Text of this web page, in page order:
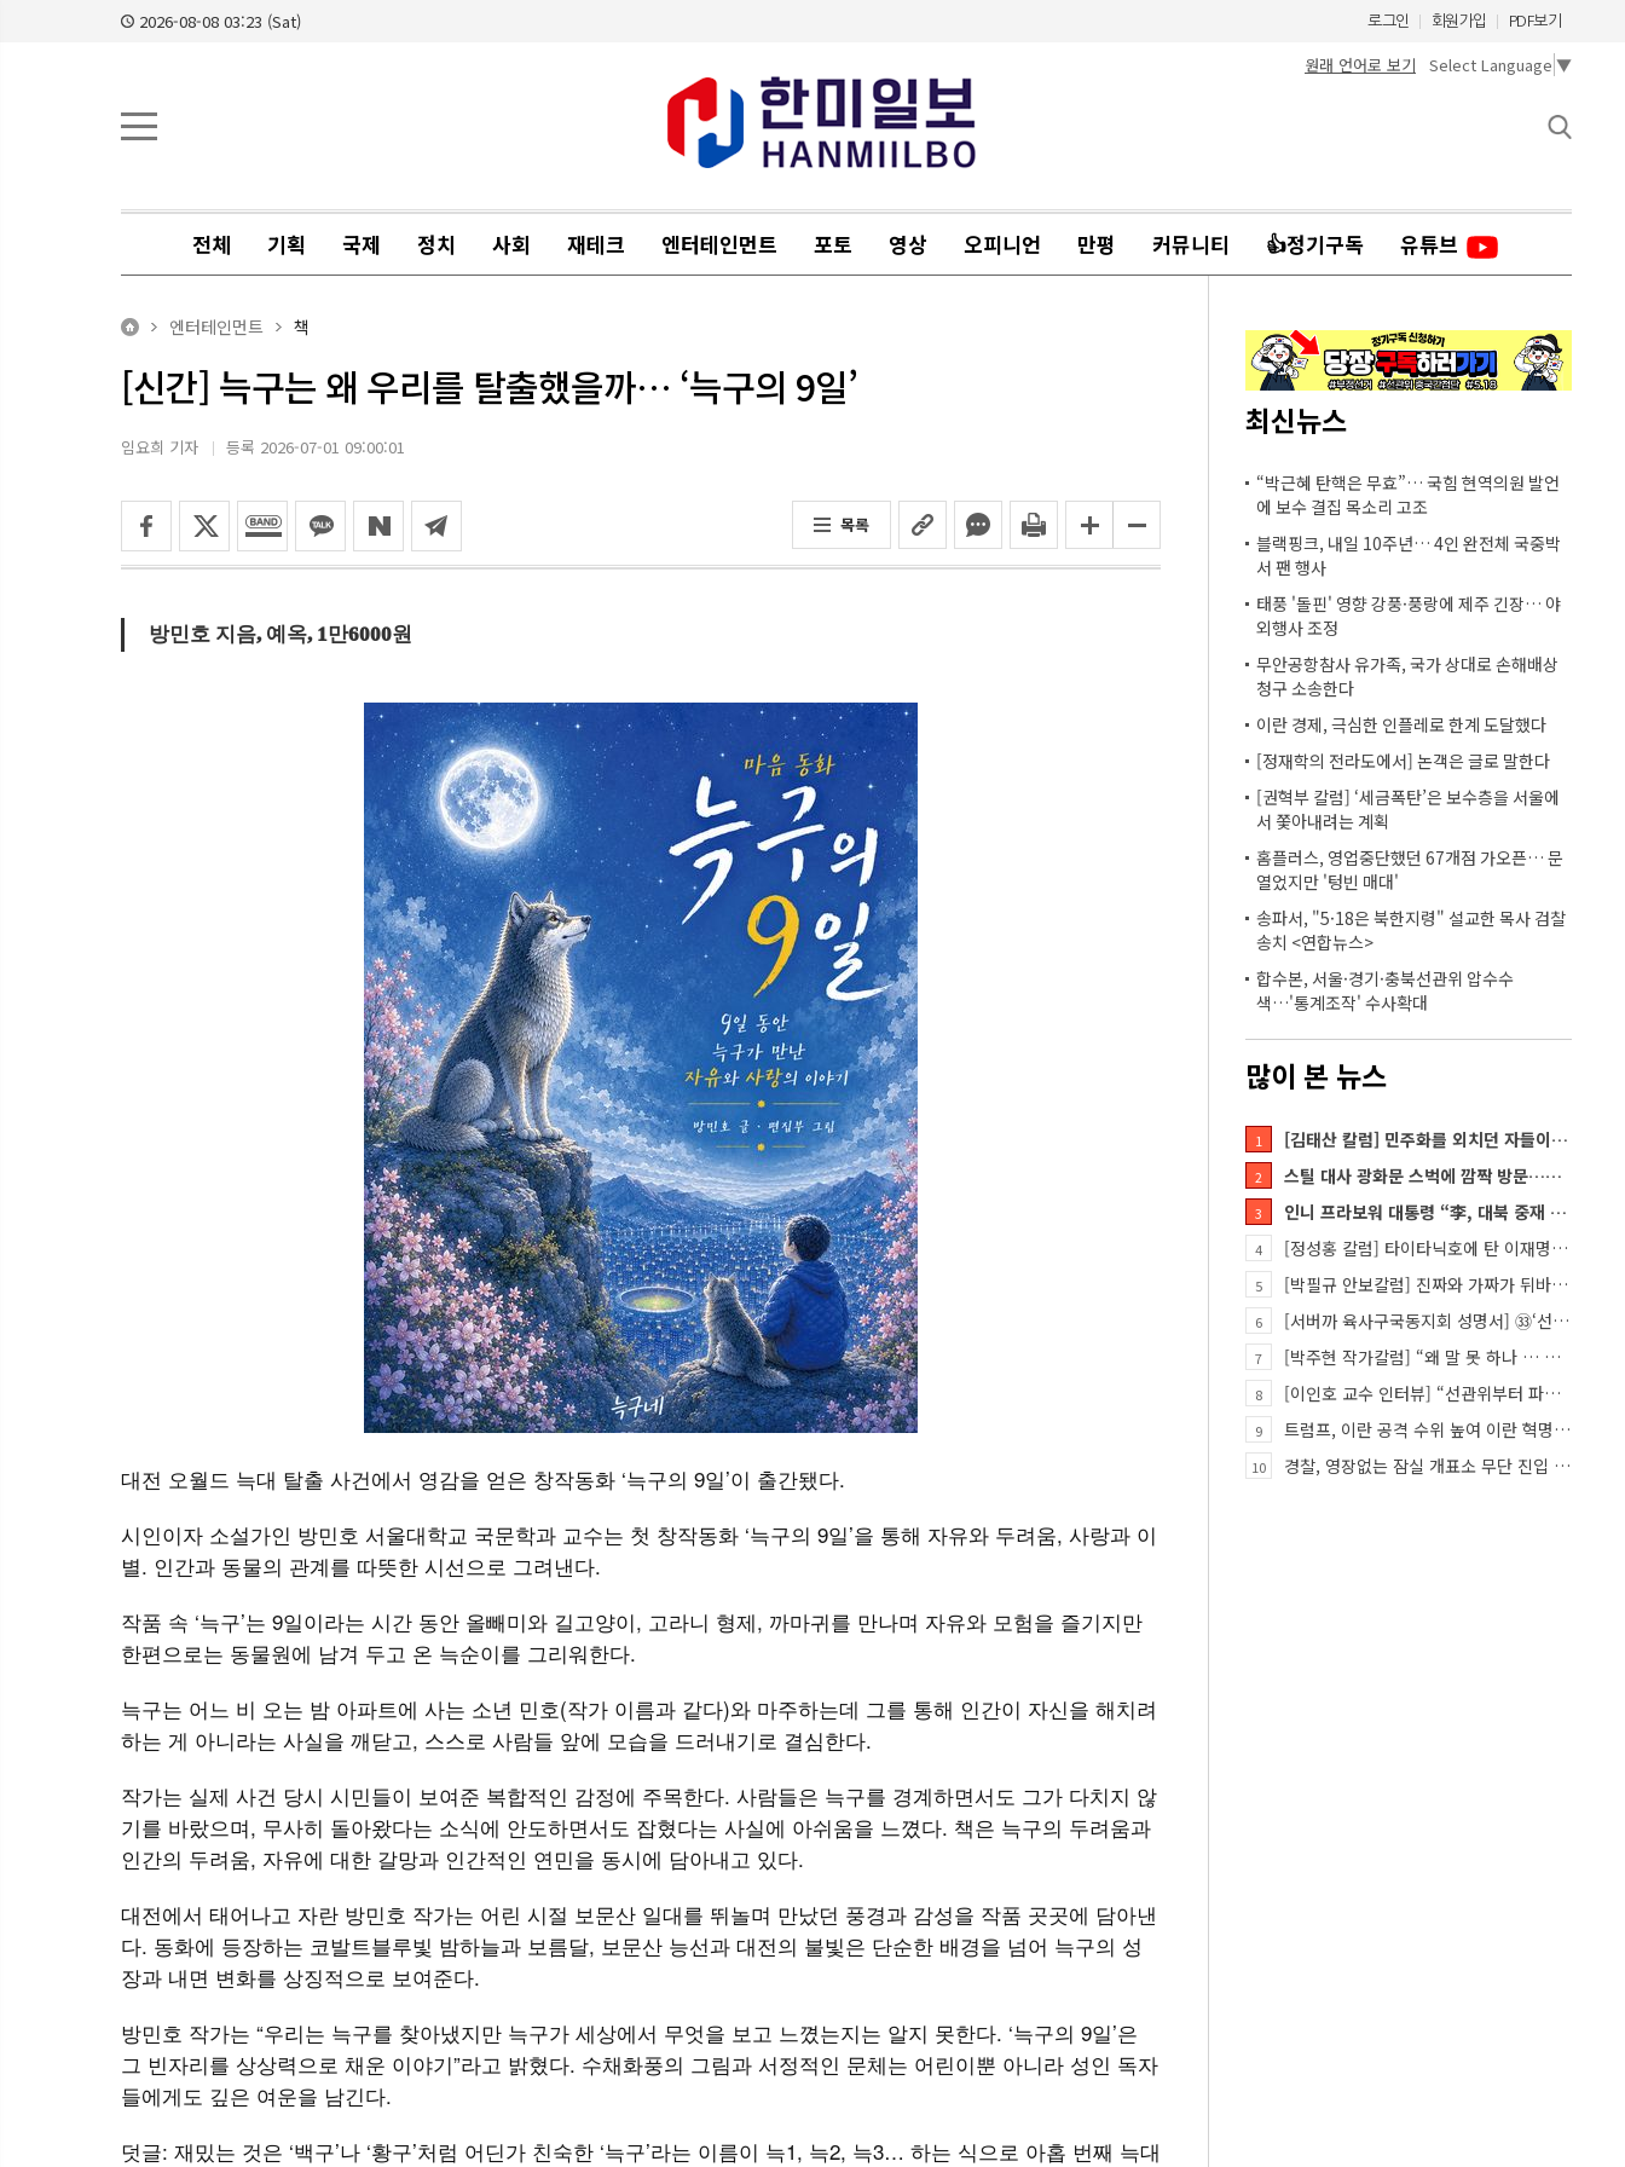
2026-08-08 03:23 (Sat) 로그인 회원가입 PDF보기
원래 언어로 보기 Select Language ▼
전체 기획 국제 정치 사회 재테크 엔터테인먼트 포토 영상 오피니언 만평 커뮤니티 👍정기구독 유튜브
엔터테인먼트 책
[신간] 늑구는 왜 우리를 탈출했을까… ‘늑구의 9일’
임요희 기자 등록 2026-07-01 09:00:01
목록
방민호 지음, 예옥, 1만6000원
대전 오월드 늑대 탈출 사건에서 영감을 얻은 창작동화 ‘늑구의 9일’이 출간됐다.
시인이자 소설가인 방민호 서울대학교 국문학과 교수는 첫 창작동화 ‘늑구의 9일’을 통해 자유와 두려움, 사랑과 이
별. 인간과 동물의 관계를 따뜻한 시선으로 그려낸다.
작품 속 ‘늑구’는 9일이라는 시간 동안 올빼미와 길고양이, 고라니 형제, 까마귀를 만나며 자유와 모험을 즐기지만
한편으로는 동물원에 남겨 두고 온 늑순이를 그리워한다.
늑구는 어느 비 오는 밤 아파트에 사는 소년 민호(작가 이름과 같다)와 마주하는데 그를 통해 인간이 자신을 해치려
하는 게 아니라는 사실을 깨닫고, 스스로 사람들 앞에 모습을 드러내기로 결심한다.
작가는 실제 사건 당시 시민들이 보여준 복합적인 감정에 주목한다. 사람들은 늑구를 경계하면서도 그가 다치지 않
기를 바랐으며, 무사히 돌아왔다는 소식에 안도하면서도 잡혔다는 사실에 아쉬움을 느꼈다. 책은 늑구의 두려움과
인간의 두려움, 자유에 대한 갈망과 인간적인 연민을 동시에 담아내고 있다.
대전에서 태어나고 자란 방민호 작가는 어린 시절 보문산 일대를 뛰놀며 만났던 풍경과 감성을 작품 곳곳에 담아낸
다. 동화에 등장하는 코발트블루빛 밤하늘과 보름달, 보문산 능선과 대전의 불빛은 단순한 배경을 넘어 늑구의 성
장과 내면 변화를 상징적으로 보여준다.
방민호 작가는 “우리는 늑구를 찾아냈지만 늑구가 세상에서 무엇을 보고 느꼈는지는 알지 못한다. ‘늑구의 9일’은
그 빈자리를 상상력으로 채운 이야기”라고 밝혔다. 수채화풍의 그림과 서정적인 문체는 어린이뿐 아니라 성인 독자
들에게도 깊은 여운을 남긴다.
덧글: 재밌는 것은 ‘백구’나 ‘황구’처럼 어딘가 친숙한 ‘늑구’라는 이름이 늑1, 늑2, 늑3… 하는 식으로 아홉 번째 늑대
최신뉴스
“박근혜 탄핵은 무효”… 국힘 현역의원 발언
에 보수 결집 목소리 고조
블랙핑크, 내일 10주년… 4인 완전체 국중박
서 팬 행사
태풍 '돌핀' 영향 강풍·풍랑에 제주 긴장… 야
외행사 조정
무안공항참사 유가족, 국가 상대로 손해배상
청구 소송한다
이란 경제, 극심한 인플레로 한계 도달했다
[정재학의 전라도에서] 논객은 글로 말한다
[권혁부 칼럼] ‘세금폭탄’은 보수층을 서울에
서 쫓아내려는 계획
홈플러스, 영업중단했던 67개점 가오픈… 문
열었지만 '텅빈 매대'
송파서, "5·18은 북한지령" 설교한 목사 검찰
송치 <연합뉴스>
합수본, 서울·경기·충북선관위 압수수
색…'통계조작' 수사확대
많이 본 뉴스
1 [김태산 칼럼] 민주화를 외치던 자들이 대한민국의 적이고 간첩이었다
2 스틸 대사 광화문 스벅에 깜짝 방문…메시지?
3 인니 프라보워 대통령 “李, 대북 중재 요청했다”
4 [정성홍 칼럼] 타이타닉호에 탄 이재명 정권
5 [박필규 안보칼럼] 진짜와 가짜가 뒤바뀐 혼돈의 시대, 안보 파탄은 막아야
6 [서버까 육사구국동지회 성명서] ㉝‘선관위 특검’은 ‘부정선거 특검’으로 명명하고 박주현 변호사를 ‘특검…
7 [박주현 작가칼럼] “왜 말 못 하나 … 경기도 재정 파탄의 진짜 원인을”
8 [이인호 교수 인터뷰] “선관위부터 파고들어야…책임자 직접 고발하라”
9 트럼프, 이란 공격 수위 높여 이란 혁명 가능성 열어
10 경찰, 영장없는 잠실 개표소 무단 진입 홀로 막은 ‘올다르크’ 불구속 송치